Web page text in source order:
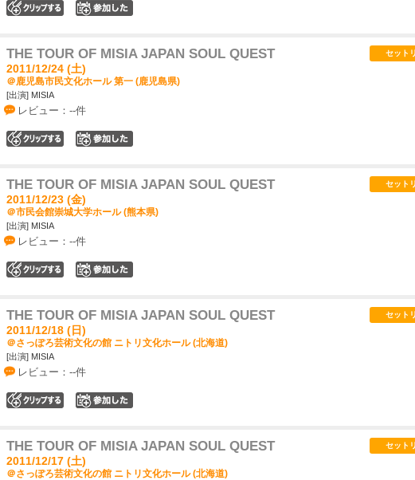
THE TOUR OF MISIA JAPAN SOUL QUEST
2011/12/24 (土)
＠鹿児島市民文化ホール 第一 (鹿児島県)
[出演] MISIA
レビュー：--件
セット
THE TOUR OF MISIA JAPAN SOUL QUEST
2011/12/23 (金)
＠市民会館崇城大学ホール (熊本県)
[出演] MISIA
レビュー：--件
セット
THE TOUR OF MISIA JAPAN SOUL QUEST
2011/12/18 (日)
＠さっぽろ芸術文化の館 ニトリ文化ホール (北海道)
[出演] MISIA
レビュー：--件
セット
THE TOUR OF MISIA JAPAN SOUL QUEST
2011/12/17 (土)
＠さっぽろ芸術文化の館 ニトリ文化ホール (北海道)
セット